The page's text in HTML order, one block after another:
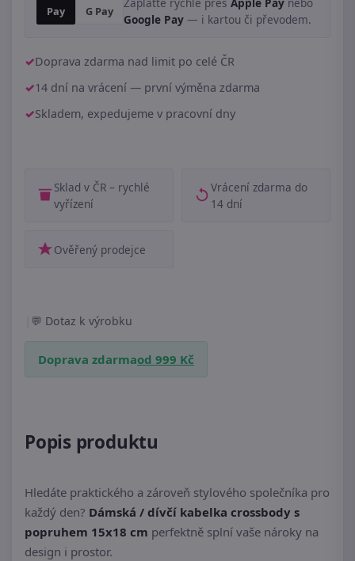
Pay G Pay
Google Pay — i kartou či převodem.
Doprava zdarma nad limit po celé ČR
14 dní na vrácení — první výměna zdarma
Skladem, expedujeme v pracovní dny
Sklad v ČR – rychlé
vyřízení
Vrácení zdarma do
14 dní
Ověřený prodejce
Dotaz k výrobku
Doprava zdarmaod 999 Kč
Popis produktu
Hledáte praktického a zároveň stylového společníka pro
každý den? Dámská / dívčí kabelka crossbody s
popruhem 15x18 cm perfektně splní vaše nároky na
design i prostor.